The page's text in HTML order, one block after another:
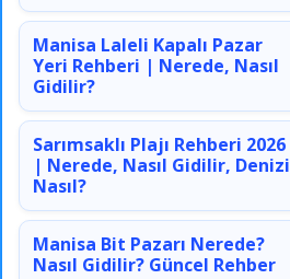
Manisa Laleli Kapalı Pazar
Yeri Rehberi | Nerede, Nasıl
Gidilir?
Sarımsaklı Plajı Rehberi 2026
| Nerede, Nasıl Gidilir, Denizi
Nasıl?
Manisa Bit Pazarı Nerede?
Nasıl Gidilir? Güncel Rehber